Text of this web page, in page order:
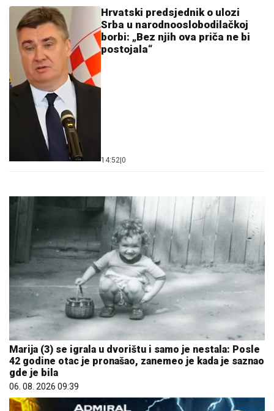
Hrvatski predsjednik o ulozi
Srba u narodnooslobodilačkoj
borbi: „Bez njih ova priča ne bi
postojala“
14:52 0
Marija (3) se igrala u dvorištu i samo je nestala: Posle
42 godine otac je pronašao, zanemeo je kada je saznao
gde je bila
06. 08. 2026 09:39